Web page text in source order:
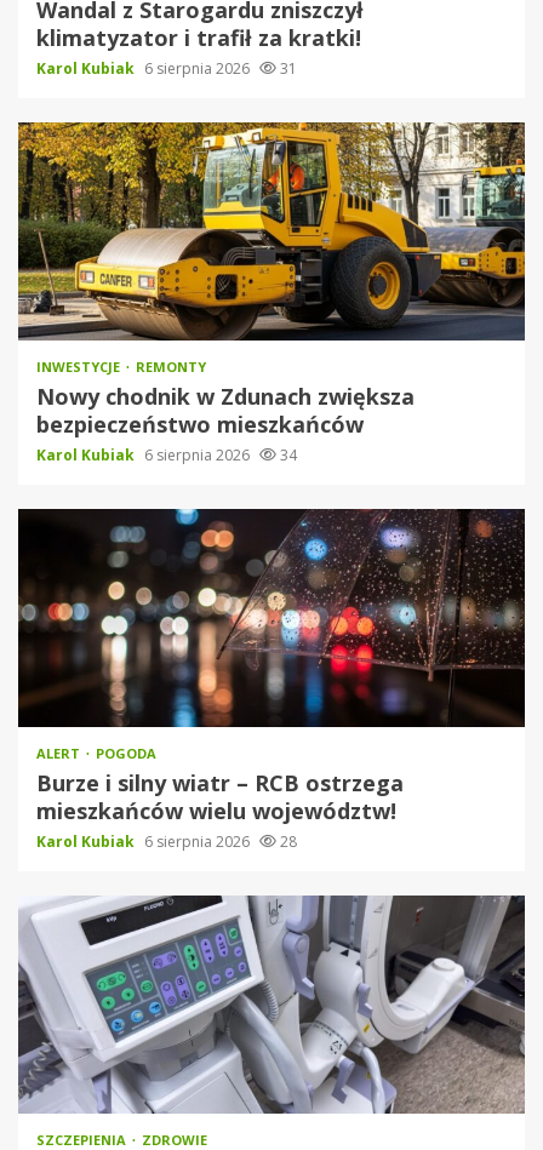
Wandal z Starogardu zniszczył
klimatyzator i trafił za kratki!
Karol Kubiak 6 sierpnia 2026 31
INWESTYCJE REMONTY
Nowy chodnik w Zdunach zwiększa
bezpieczeństwo mieszkańców
Karol Kubiak 6 sierpnia 2026 34
ALERT POGODA
Burze i silny wiatr – RCB ostrzega
mieszkańców wielu województw!
Karol Kubiak 6 sierpnia 2026 28
SZCZEPIENIA ZDROWIE